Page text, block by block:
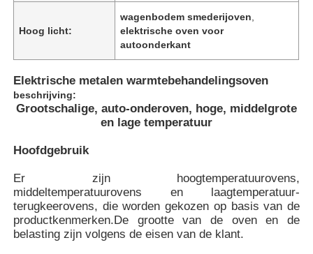
Hoog licht:
wagenbodem smederijoven
elektrische oven voor
autoonderkant
Elektrische metalen warmtebehandelingsoven
beschrijving:
Grootschalige, auto-onderoven, hoge, middelgrote
en lage temperatuur
Hoofdgebruik
Er zijn hoogtemperatuurovens,
middeltemperatuurovens en laagtemperatuur-
terugkeerovens, die worden gekozen op basis van de
productkenmerken.De grootte van de oven en de
belasting zijn volgens de eisen van de klant.